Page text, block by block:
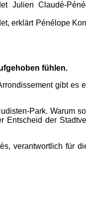
Julien Claudé-
erklärt Pénélope
fühlen.
gibt es
Park. Warum
Entscheid der
verantwortlich für